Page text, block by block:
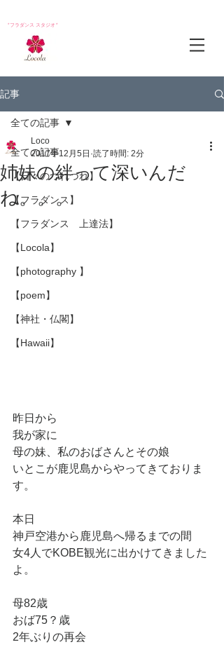
*フラダンス スタジオ*
記事
全ての記事
【日々のつれづれ】
【フラダンス】
【フラダンス 上達法】
【Locola】
【photography 】
【poem】
【神社・仏閣】
【Hawaii】
全ての記事
姉妹の絆って深いんだ
ね。。。
Loco
2017年12月5日 読了時間: 2分
昨日から
我が家に
母の妹、私のおばさんとその娘
いとこが鹿児島からやってきておりま
す。
本日
神戸空港から鹿児島へ帰るまでの間
女4人でKOBE観光に出かけてきました
よ。
母82歳
おば75？歳
2年ぶりの再会